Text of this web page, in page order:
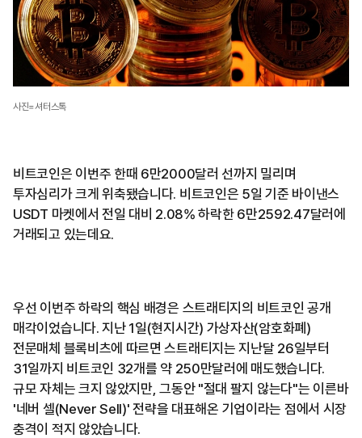
사진=셔터스톡
비트코인은 이번주 한때 6만2000달러 선까지 밀리며
투자심리가 크게 위축됐습니다. 비트코인은 5일 기준 바이낸스
USDT 마켓에서 전일 대비 2.08% 하락한 6만2592.47달러에
거래되고 있는데요.
우선 이번주 하락의 핵심 배경은 스트래티지의 비트코인 공개
매각이었습니다. 지난 1일(현지시간) 가상자산(암호화폐)
전문매체 블록비츠에 따르면 스트래티지는 지난달 26일부터
31일까지 비트코인 32개를 약 250만달러에 매도했습니다.
규모 자체는 크지 않았지만, 그동안 "절대 팔지 않는다"는 이른바
'네버 셀(Never Sell)' 전략을 대표해온 기업이라는 점에서 시장
충격이 적지 않았습니다.